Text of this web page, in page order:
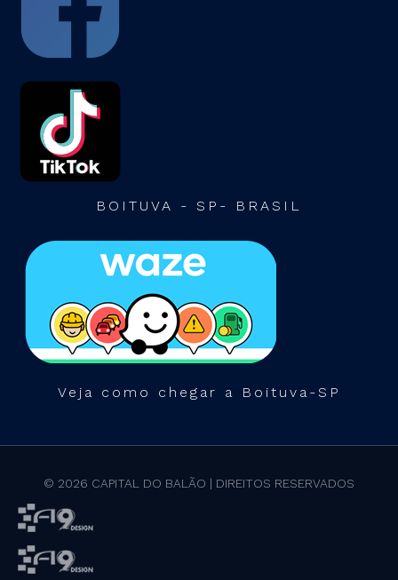
BOITUVA - SP- BRASIL
Veja como chegar a Boituva-SP
© 2026 CAPITAL DO BALÃO | DIREITOS RESERVADOS